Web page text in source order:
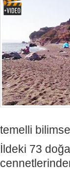
temelli
İldeki 73